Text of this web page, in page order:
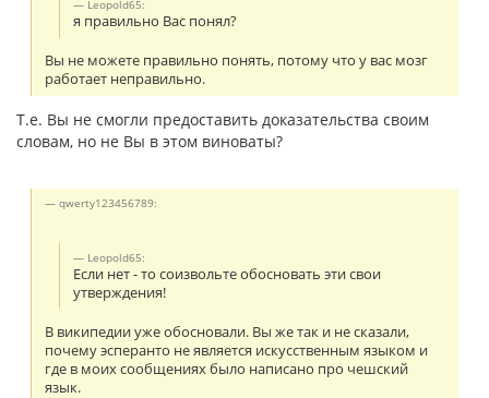
Leopold65:
я правильно Вас понял?
Вы не можете правильно понять, потому что у вас мозг
работает неправильно.
Т.е. Вы не смогли предоставить доказательства своим
словам, но не Вы в этом виноваты?
qwerty123456789:
Leopold65:
Если нет - то соизвольте обосновать эти свои
утверждения!
В википедии уже обосновали. Вы же так и не сказали,
почему эсперанто не является искусственным языком и
где в моих сообщениях было написано про чешский
язык.